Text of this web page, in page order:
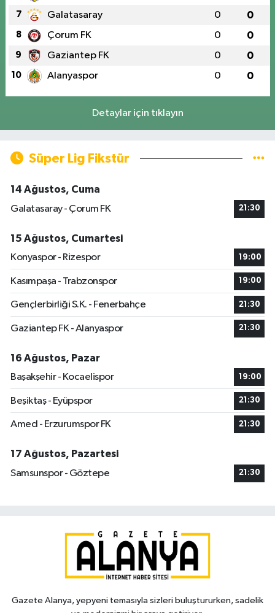
7 Galatasaray 0 0
8 Çorum FK 0 0
9 Gaziantep FK 0 0
10 Alanyaspor 0 0
Detaylar için tıklayın
Süper Lig Fikstür
14 Ağustos, Cuma
Galatasaray - Çorum FK
21:30
15 Ağustos, Cumartesi
Konyaspor - Rizespor
19:00
Kasımpaşa - Trabzonspor 19:00
Gençlerbirliği S.K. - Fenerbahçe 21:30
Gaziantep FK - Alanyaspor 21:30
16 Ağustos, Pazar
Başakşehir - Kocaelispor
19:00
Beşiktaş - Eyüpspor 21:30
Amed - Erzurumspor FK 21:30
17 Ağustos, Pazartesi
Samsunspor - Göztepe
21:30
Gazete Alanya, yepyeni temasıyla sizleri buluştururken, sadelik